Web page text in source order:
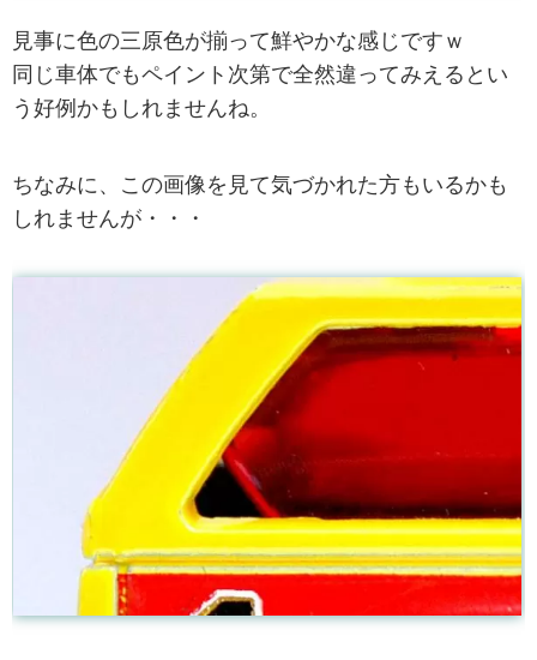
見事に色の三原色が揃って鮮やかな感じですｗ
同じ車体でもペイント次第で全然違ってみえるとい
う好例かもしれませんね。
ちなみに、この画像を見て気づかれた方もいるかも
しれませんが・・・